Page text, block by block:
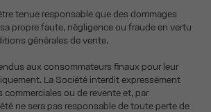
tenue responsable que des dommages
propre faute, négligence ou fraude en vertu
générales de vente.
aux consommateurs finaux pour leur
La Société interdit expressément
ou de revente et, par
ne sera pas responsable de toute perte de